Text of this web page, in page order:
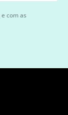
e com as